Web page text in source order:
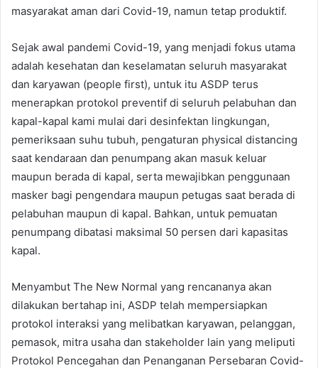
masyarakat aman dari Covid-19, namun tetap produktif.
Sejak awal pandemi Covid-19, yang menjadi fokus utama
adalah kesehatan dan keselamatan seluruh masyarakat
dan karyawan (people first), untuk itu ASDP terus
menerapkan protokol preventif di seluruh pelabuhan dan
kapal-kapal kami mulai dari desinfektan lingkungan,
pemeriksaan suhu tubuh, pengaturan physical distancing
saat kendaraan dan penumpang akan masuk keluar
maupun berada di kapal, serta mewajibkan penggunaan
masker bagi pengendara maupun petugas saat berada di
pelabuhan maupun di kapal. Bahkan, untuk pemuatan
penumpang dibatasi maksimal 50 persen dari kapasitas
kapal.
Menyambut The New Normal yang rencananya akan
dilakukan bertahap ini, ASDP telah mempersiapkan
protokol interaksi yang melibatkan karyawan, pelanggan,
pemasok, mitra usaha dan stakeholder lain yang meliputi
Protokol Pencegahan dan Penanganan Persebaran Covid-